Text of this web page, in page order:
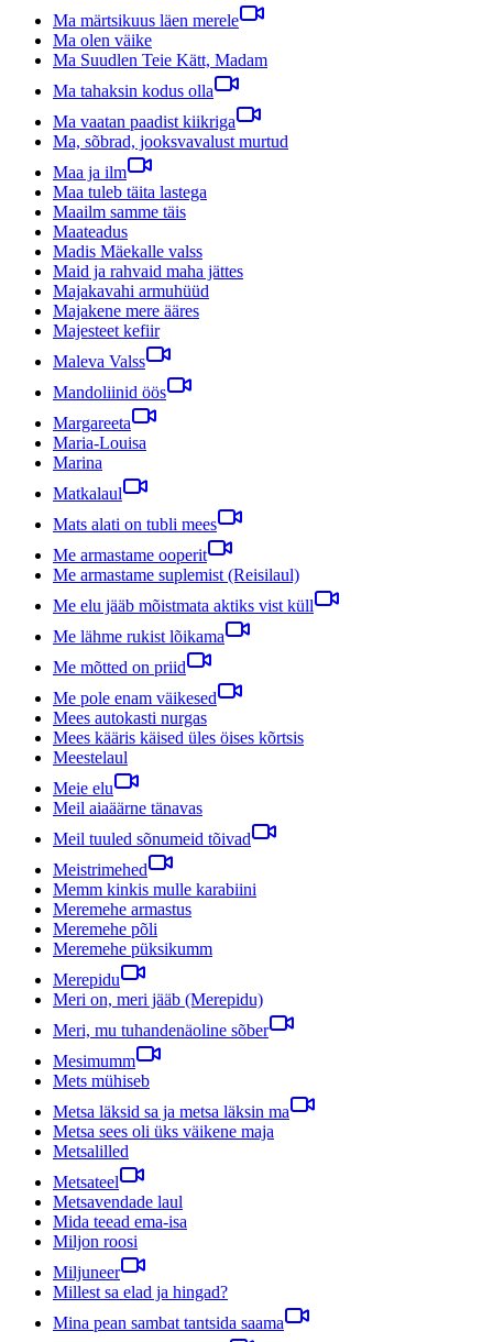
Ma märtsikuus läen merele
Ma olen väike
Ma Suudlen Teie Kätt, Madam
Ma tahaksin kodus olla
Ma vaatan paadist kiikriga
Ma, sõbrad, jooksvavalust murtud
Maa ja ilm
Maa tuleb täita lastega
Maailm samme täis
Maateadus
Madis Mäekalle valss
Maid ja rahvaid maha jättes
Majakavahi armuhüüd
Majakene mere ääres
Majesteet kefiir
Maleva Valss
Mandoliinid öös
Margareeta
Maria-Louisa
Marina
Matkalaul
Mats alati on tubli mees
Me armastame ooperit
Me armastame suplemist (Reisilaul)
Me elu jääb mõistmata aktiks vist küll
Me lähme rukist lõikama
Me mõtted on priid
Me pole enam väikesed
Mees autokasti nurgas
Mees kääris käised üles öises kõrtsis
Meestelaul
Meie elu
Meil aiaäärne tänavas
Meil tuuled sõnumeid tõivad
Meistrimehed
Memm kinkis mulle karabiini
Meremehe armastus
Meremehe põli
Meremehe püksikumm
Merepidu
Meri on, meri jääb (Merepidu)
Meri, mu tuhandenäoline sõber
Mesimumm
Mets mühiseb
Metsa läksid sa ja metsa läksin ma
Metsa sees oli üks väikene maja
Metsalilled
Metsateel
Metsavendade laul
Mida teead ema-isa
Miljon roosi
Miljuneer
Millest sa elad ja hingad?
Mina pean sambat tantsida saama